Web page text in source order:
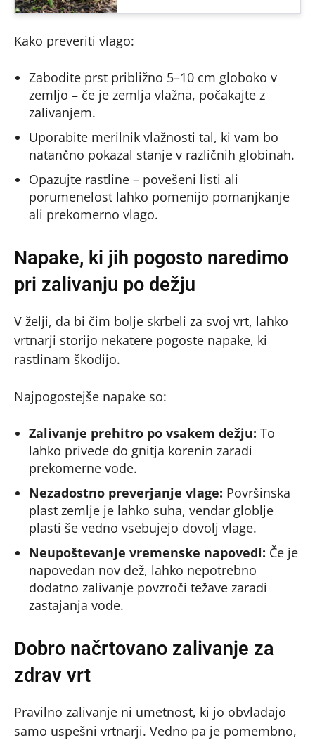
Kako preveriti vlago:
Zabodite prst približno 5–10 cm globoko v
zemljo – če je zemlja vlažna, počakajte z
zalivanjem.
Uporabite merilnik vlažnosti tal, ki vam bo
natančno pokazal stanje v različnih globinah.
Opazujte rastline – povešeni listi ali
porumenelost lahko pomenijo pomanjkanje
ali prekomerno vlago.
Napake, ki jih pogosto naredimo
pri zalivanju po dežju
V želji, da bi čim bolje skrbeli za svoj vrt, lahko
vrtnarji storijo nekatere pogoste napake, ki
rastlinam škodijo.
Najpogostejše napake so:
Zalivanje prehitro po vsakem dežju: To
lahko privede do gnitja korenin zaradi
prekomerne vode.
Nezadostno preverjanje vlage: Površinska
plast zemlje je lahko suha, vendar globlje
plasti še vedno vsebujejo dovolj vlage.
Neupoštevanje vremenske napovedi: Če je
napovedan nov dež, lahko nepotrebno
dodatno zalivanje povzroči težave zaradi
zastajanja vode.
Dobro načrtovano zalivanje za
zdrav vrt
Pravilno zalivanje ni umetnost, ki jo obvladajo
samo uspešni vrtnarji. Vedno pa je pomembno,